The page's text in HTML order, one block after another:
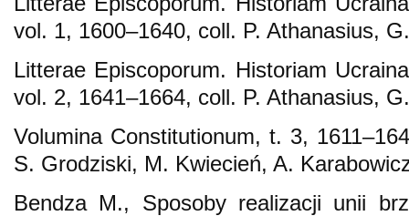
vol. 1, 1600–1640, coll. P. Athanasius,
Litterae Episcoporum. Historiam
vol. 2, 1641–1664, coll. P. Athanasius,
Volumina Constitutionum, t. 3,
S. Grodziski, M. Kwiecień, A.
Bendza M., Sposoby realizacji unii